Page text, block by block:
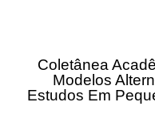
Coletânea
Modelos
Estudos Em